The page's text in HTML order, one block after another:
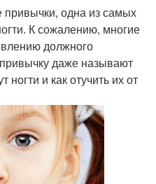
привычки, одна из самых
К сожалению, многие
должного
даже называют
и как отучить их от